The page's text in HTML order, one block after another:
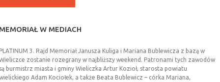
W MEDIACH
3. Rajd Memoriał Janusza Kuliga i Mariana Bublewicza z bazą w
zostanie rozegrany w najbliższy weekend. Patronami tych zawodów
burmistrz miasta i gminy Wieliczka Artur Kozioł, starosta powiatu
Adam Kociołek, a także Beata Bublewicz – córka Mariana,